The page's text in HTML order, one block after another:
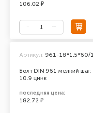
106.02 ₽
Болт DIN 961 мелкий
10.9 цинк
Артикул: 961-18*1,5*60/
последняя цена:
182.72 ₽